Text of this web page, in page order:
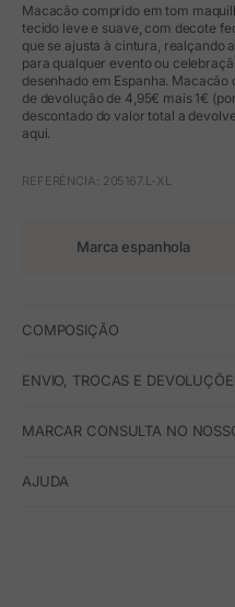
Macacão comprido em tom
tecido leve e suave, com decote
que se ajusta à cintura, realçando
para qualquer evento ou
desenhado em Espanha.
de devolução de 4,95€ mais 1€
descontado do valor total a
aqui.
REFERÊNCIA: 205167.L-XL
Marca espanhola
COMPOSIÇÃO
ENVIO, TROCAS E
MARCAR CONSULTA NO
AJUDA